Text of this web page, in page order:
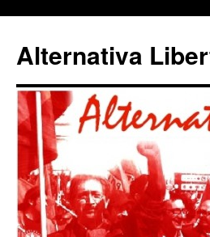
Alternativa